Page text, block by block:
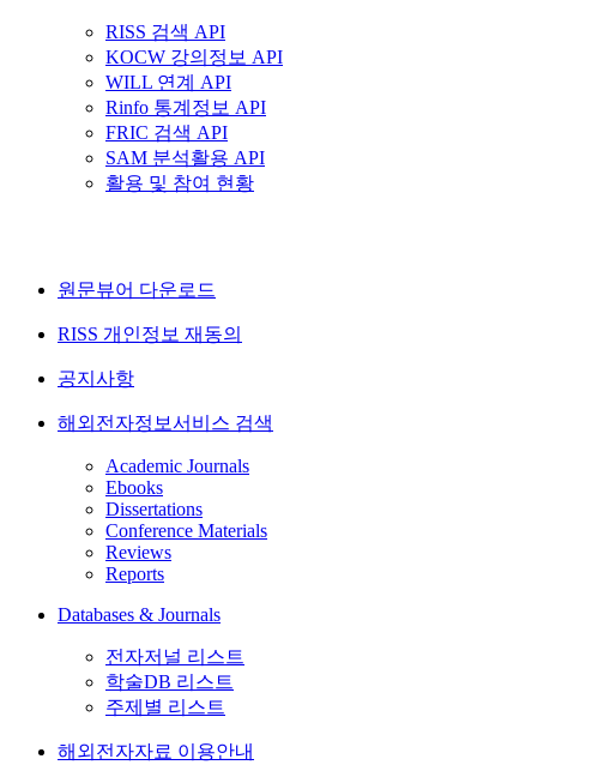
RISS 검색 API
KOCW 강의정보 API
WILL 연계 API
Rinfo 통계정보 API
FRIC 검색 API
SAM 분석활용 API
활용 및 참여 현황
원문뷰어 다운로드
RISS 개인정보 재동의
공지사항
해외전자정보서비스 검색
Academic Journals
Ebooks
Dissertations
Conference Materials
Reviews
Reports
Databases & Journals
전자저널 리스트
학술DB 리스트
주제별 리스트
해외전자자료 이용안내